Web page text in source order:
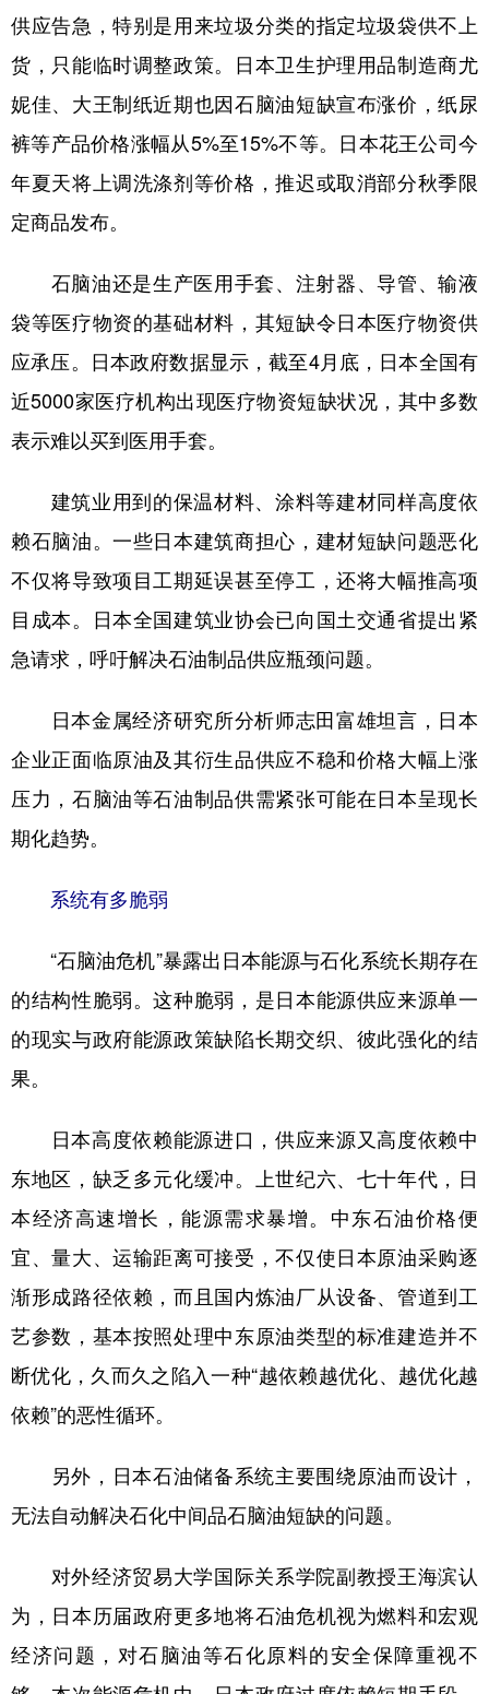
供应告急，特别是用来垃圾分类的指定垃圾袋供不上
货，只能临时调整政策。日本卫生护理用品制造商尤
妮佳、大王制纸近期也因石脑油短缺宣布涨价，纸尿
裤等产品价格涨幅从5%至15%不等。日本花王公司今
年夏天将上调洗涤剂等价格，推迟或取消部分秋季限
定商品发布。
石脑油还是生产医用手套、注射器、导管、输液
袋等医疗物资的基础材料，其短缺令日本医疗物资供
应承压。日本政府数据显示，截至4月底，日本全国有
近5000家医疗机构出现医疗物资短缺状况，其中多数
表示难以买到医用手套。
建筑业用到的保温材料、涂料等建材同样高度依
赖石脑油。一些日本建筑商担心，建材短缺问题恶化
不仅将导致项目工期延误甚至停工，还将大幅推高项
目成本。日本全国建筑业协会已向国土交通省提出紧
急请求，呼吁解决石油制品供应瓶颈问题。
日本金属经济研究所分析师志田富雄坦言，日本
企业正面临原油及其衍生品供应不稳和价格大幅上涨
压力，石脑油等石油制品供需紧张可能在日本呈现长
期化趋势。
系统有多脆弱
“石脑油危机”暴露出日本能源与石化系统长期存在
的结构性脆弱。这种脆弱，是日本能源供应来源单一
的现实与政府能源政策缺陷长期交织、彼此强化的结
果。
日本高度依赖能源进口，供应来源又高度依赖中
东地区，缺乏多元化缓冲。上世纪六、七十年代，日
本经济高速增长，能源需求暴增。中东石油价格便
宜、量大、运输距离可接受，不仅使日本原油采购逐
渐形成路径依赖，而且国内炼油厂从设备、管道到工
艺参数，基本按照处理中东原油类型的标准建造并不
断优化，久而久之陷入一种“越依赖越优化、越优化越
依赖”的恶性循环。
另外，日本石油储备系统主要围绕原油而设计，
无法自动解决石化中间品石脑油短缺的问题。
对外经济贸易大学国际关系学院副教授王海滨认
为，日本历届政府更多地将石油危机视为燃料和宏观
经济问题，对石脑油等石化原料的安全保障重视不